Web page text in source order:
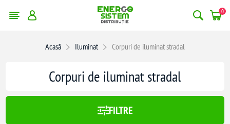
0
Acasă Iluminat Corpuri de iluminat stradal
filtrele
1563
Corpuri de iluminat stradal
FILTRE